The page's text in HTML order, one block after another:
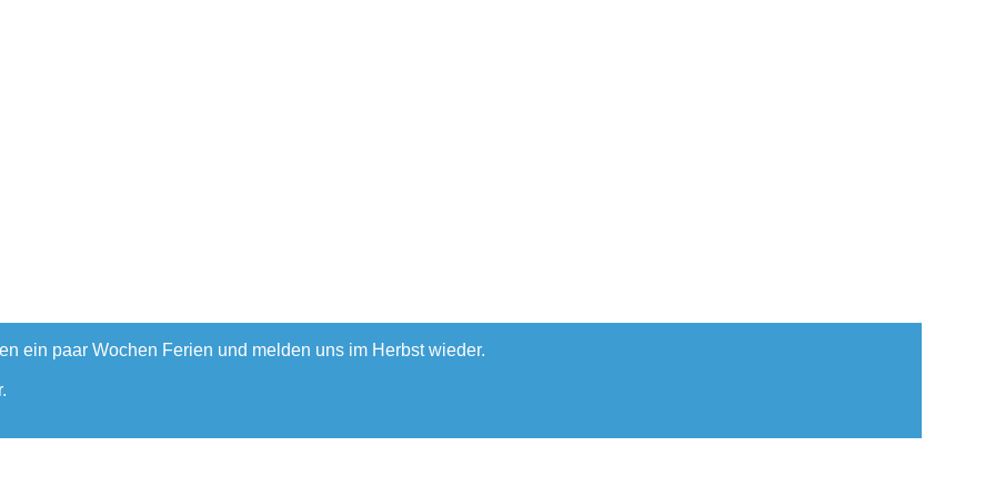
ein paar Wochen Ferien und melden uns im Herbst wieder.